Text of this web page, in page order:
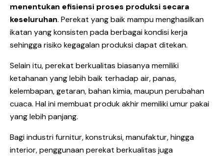
menentukan efisiensi proses produksi secara
keseluruhan. Perekat yang baik mampu menghasilkan
ikatan yang konsisten pada berbagai kondisi kerja
sehingga risiko kegagalan produksi dapat ditekan.
Selain itu, perekat berkualitas biasanya memiliki
ketahanan yang lebih baik terhadap air, panas,
kelembapan, getaran, bahan kimia, maupun perubahan
cuaca. Hal ini membuat produk akhir memiliki umur pakai
yang lebih panjang.
Bagi industri furnitur, konstruksi, manufaktur, hingga
interior, penggunaan perekat berkualitas juga